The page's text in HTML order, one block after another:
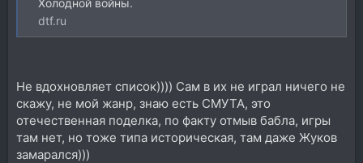
dtf.ru
Не вдохновляет список)))) Сам в их не играл ничего не
скажу, не мой жанр, знаю есть СМУТА, это
отечественная поделка, по факту отмыв бабла, игры
там нет, но тоже типа историческая, там даже Жуков
замарался)))